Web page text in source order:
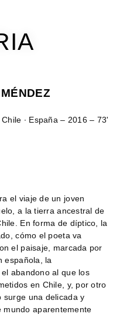
Chile ∙ España – 2016 – 73'
el viaje de un joven
a la tierra ancestral de
En forma de díptico, la
cómo el poeta va
el paisaje, marcada por
española, la
abandono al que los
en Chile, y, por otro
surge una delicada y
mundo aparentemente